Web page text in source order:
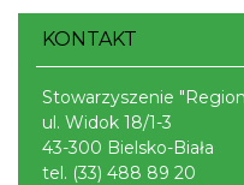
10.08 km
KONTAKT
Stowarzyszenie
ul. Widok 18/1-3
43-300 Bielsko-Biała
tel. (33) 488 89 20